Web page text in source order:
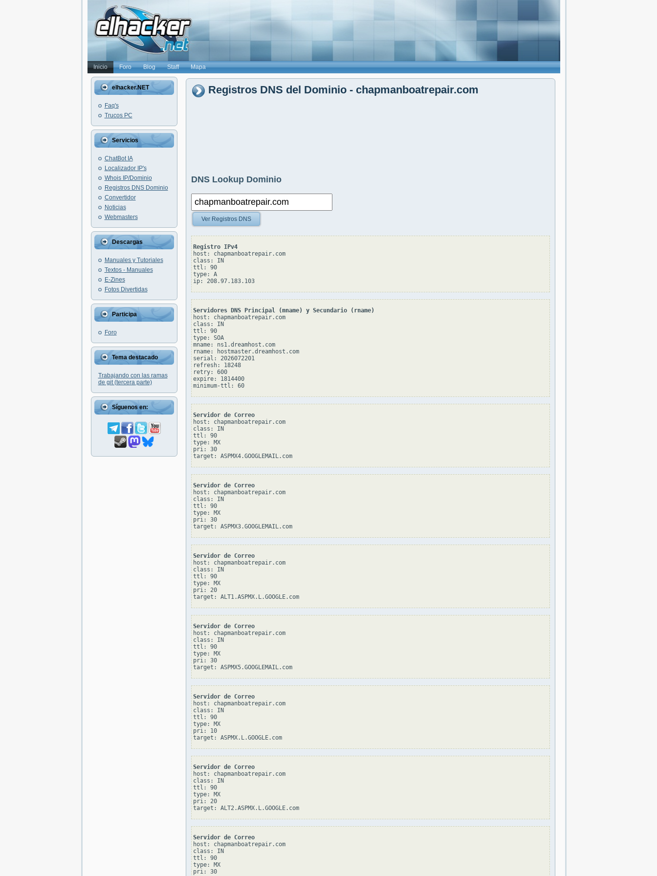
Inicio Foro Blog Staff Mapa
elhacker.NET
Faq's
Trucos PC
Servicios
ChatBot IA
Localizador IP's
Whois IP/Dominio
Registros DNS Dominio
Convertidor
Noticias
Webmasters
Descargas
Manuales y Tutoriales
Textos - Manuales
E-Zines
Fotos Divertidas
Participa
Foro
Tema destacado
Trabajando con las ramas
de git (tercera parte)
Síguenos en:
Registros DNS del Dominio - chapmanboatrepair.com
DNS Lookup Dominio
Ver Registros DNS
Registro IPv4
host: chapmanboatrepair.com
class: IN
ttl: 90
type: A
ip: 208.97.183.103
Servidores DNS Principal (mname) y Secundario (rname)
host: chapmanboatrepair.com
class: IN
ttl: 90
type: SOA
mname: ns1.dreamhost.com
rname: hostmaster.dreamhost.com
serial: 2026072201
refresh: 18248
retry: 600
expire: 1814400
minimum-ttl: 60
Servidor de Correo
host: chapmanboatrepair.com
class: IN
ttl: 90
type: MX
pri: 30
target: ASPMX4.GOOGLEMAIL.com
Servidor de Correo
host: chapmanboatrepair.com
class: IN
ttl: 90
type: MX
pri: 30
target: ASPMX3.GOOGLEMAIL.com
Servidor de Correo
host: chapmanboatrepair.com
class: IN
ttl: 90
type: MX
pri: 20
target: ALT1.ASPMX.L.GOOGLE.com
Servidor de Correo
host: chapmanboatrepair.com
class: IN
ttl: 90
type: MX
pri: 30
target: ASPMX5.GOOGLEMAIL.com
Servidor de Correo
host: chapmanboatrepair.com
class: IN
ttl: 90
type: MX
pri: 10
target: ASPMX.L.GOOGLE.com
Servidor de Correo
host: chapmanboatrepair.com
class: IN
ttl: 90
type: MX
pri: 20
target: ALT2.ASPMX.L.GOOGLE.com
Servidor de Correo
host: chapmanboatrepair.com
class: IN
ttl: 90
type: MX
pri: 30